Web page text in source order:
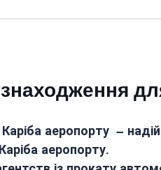
Каріба аеропорту –
Каріба аеропорту.